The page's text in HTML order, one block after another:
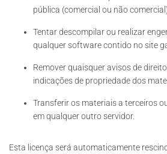
pública (comercial ou não
Tentar descompilar ou realizar
qualquer software contido no site
Remover quaisquer avisos de
indicações de propriedade dos
Transferir os materiais a terceiros
em qualquer outro servidor.
Esta licença será automaticamente